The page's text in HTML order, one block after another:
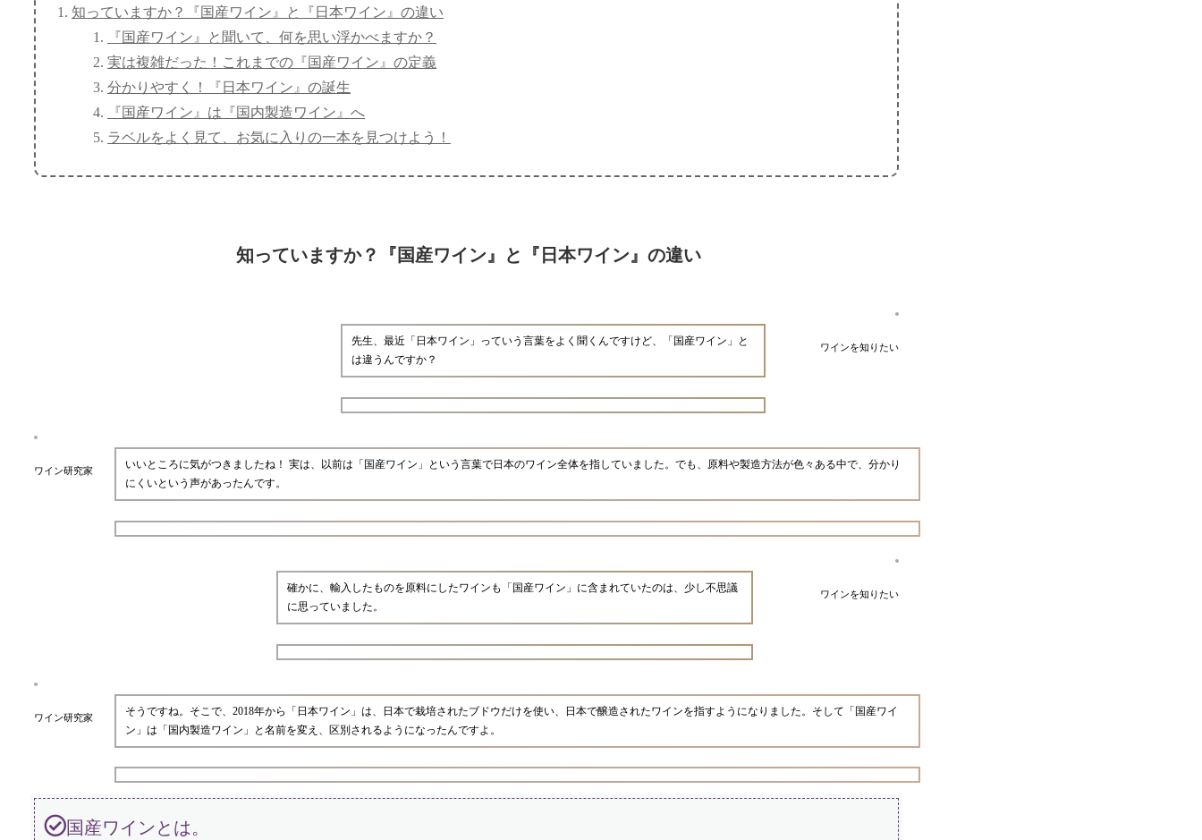
知っていますか？『国産ワイン』と『日本ワイン』の違い
『国産ワイン』と聞いて、何を思い浮かべますか？
実は複雑だった！これまでの『国産ワイン』の定義
分かりやすく！『日本ワイン』の誕生
『国産ワイン』は『国内製造ワイン』へ
ラベルをよく見て、お気に入りの一本を見つけよう！
知っていますか？『国産ワイン』と『日本ワイン』の違い
ワインを知りたい
先生、最近「日本ワイン」っていう言葉をよく聞くんですけど、「国産ワイン」と
は違うんですか？
ワイン研究家
いいところに気がつきましたね！ 実は、以前は「国産ワイン」という言葉で日本のワイン全体を指していました。でも、原料や製造方法が色々ある中で、分かり
にくいという声があったんです。
ワインを知りたい
確かに、輸入したものを原料にしたワインも「国産ワイン」に含まれていたのは、少し不思議
に思っていました。
ワイン研究家
そうですね。そこで、2018年から「日本ワイン」は、日本で栽培されたブドウだけを使い、日本で醸造されたワインを指すようになりました。そして「国産ワイ
ン」は「国内製造ワイン」と名前を変え、区別されるようになったんですよ。
国産ワインとは。